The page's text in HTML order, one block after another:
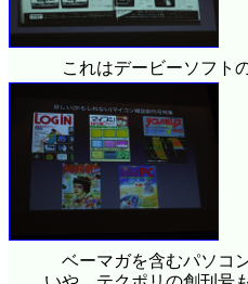
これはデービーソフト
ベーマガを含むパソコ